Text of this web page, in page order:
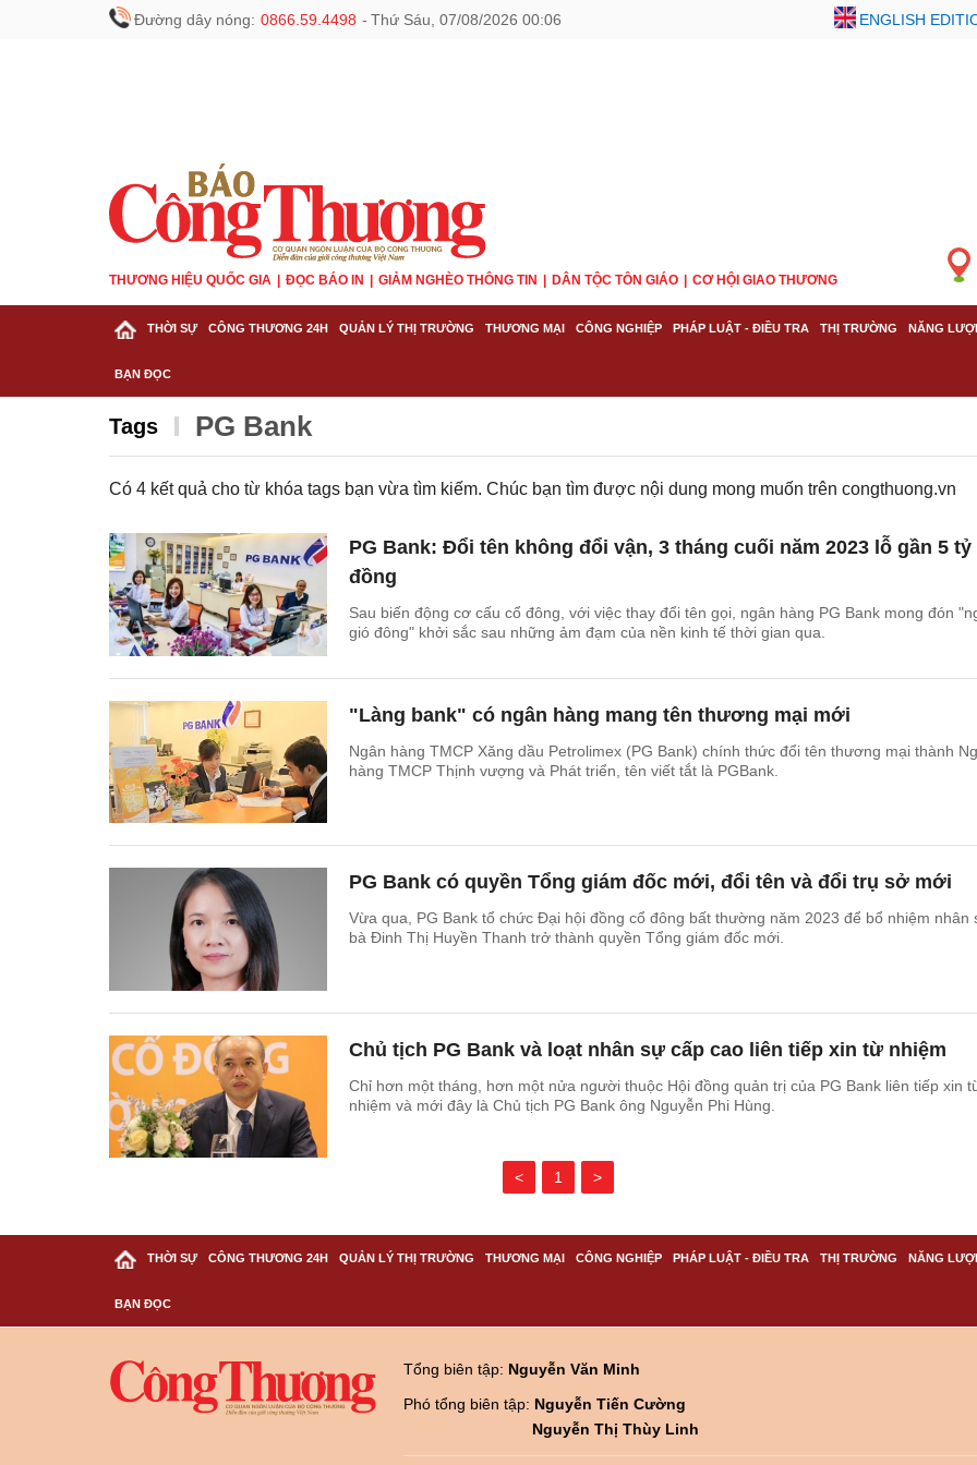
Đường dây nóng: 0866.59.4498 - Thứ Sáu, 07/08/2026 00:06 ENGLISH
THƯƠNG HIỆU QUỐC GIA ĐỌC BÁO IN GIẢM NGHÈO THÔNG TIN DÂN TỘC TÔN GIÁO CƠ HỘI GIAO THƯƠNG
THỜI SỰ CÔNG THƯƠNG 24H QUẢN LÝ THỊ TRƯỜNG THƯƠNG MẠI CÔNG NGHIỆP PHÁP LUẬT - ĐIỀU TRA THỊ TRƯỜNG NĂNG
BẠN ĐỌC
Tags PG Bank
Có 4 kết quả cho từ khóa tags bạn vừa tìm kiếm. Chúc bạn tìm được nội dung mong muốn trên congthuong.vn
PG Bank: Đổi tên không đổi vận, 3 tháng cuối năm 2023 lỗ gần 5 tỷ
đồng
Sau biến động cơ cấu cổ đông, với việc thay đổi tên gọi, ngân hàng PG Bank mong đón
gió đông" khởi sắc sau những ảm đạm của nền kinh tế thời gian qua.
"Làng bank" có ngân hàng mang tên thương mại mới
Ngân hàng TMCP Xăng dầu Petrolimex (PG Bank) chính thức đổi tên thương mại thành
hàng TMCP Thịnh vượng và Phát triển, tên viết tắt là PGBank.
PG Bank có quyền Tổng giám đốc mới, đổi tên và đổi trụ sở mới
Vừa qua, PG Bank tổ chức Đại hội đồng cổ đông bất thường năm 2023 để bổ nhiệm nhân
bà Đinh Thị Huyền Thanh trở thành quyền Tổng giám đốc mới.
Chủ tịch PG Bank và loạt nhân sự cấp cao liên tiếp xin từ nhiệm
Chỉ hơn một tháng, hơn một nửa người thuộc Hội đồng quản trị của PG Bank liên tiếp xin
nhiệm và mới đây là Chủ tịch PG Bank ông Nguyễn Phi Hùng.
< 1 >
THỜI SỰ CÔNG THƯƠNG 24H QUẢN LÝ THỊ TRƯỜNG THƯƠNG MẠI CÔNG NGHIỆP PHÁP LUẬT - ĐIỀU TRA THỊ TRƯỜNG NĂNG
BẠN ĐỌC
Tổng biên tập: Nguyễn Văn Minh
Phó tổng biên tập: Nguyễn Tiến Cường
Nguyễn Thị Thùy Linh